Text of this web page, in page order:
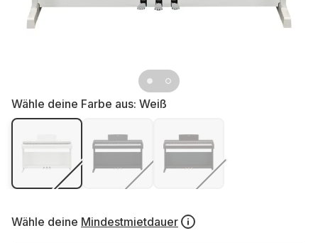
Wähle deine Farbe aus: Weiß
Wähle deine Mindestmietdauer